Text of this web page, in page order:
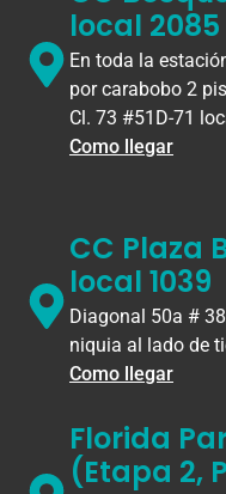
local 2085
En toda la
por carabobo 2
Cl. 73 #51D-71
Como llegar
CC Plaza
local 1039
Diagonal 50a #
niquia al lado de
Como llegar
Florida
(Etapa 2,